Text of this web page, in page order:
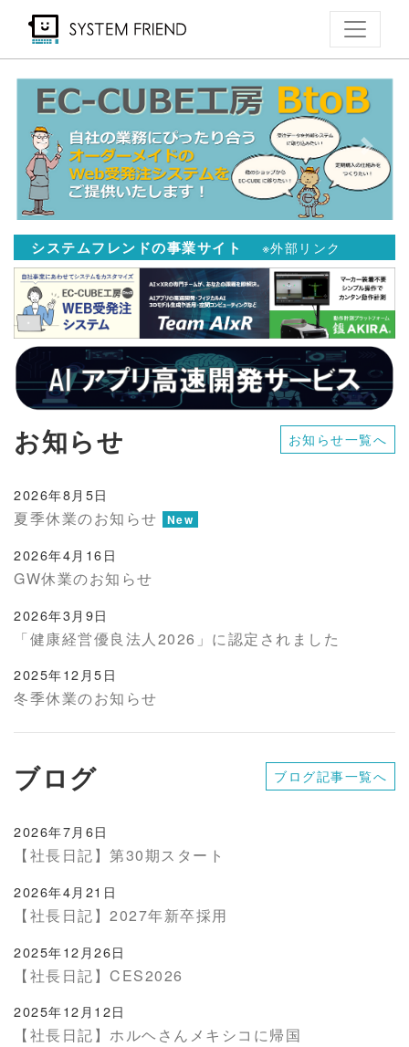
ン
動
Previous Next
システムフレンドの事業サイト ※外部リンク
お知らせ お知らせ一覧へ
2026年8月5日
夏季休業のお知らせ New
2026年4月16日
GW休業のお知らせ
2026年3月9日
「健康経営優良法人2026」に認定されました
2025年12月5日
冬季休業のお知らせ
ブログ ブログ記事一覧へ
2026年7月6日
【社長日記】第30期スタート
2026年4月21日
【社長日記】2027年新卒採用
2025年12月26日
【社長日記】CES2026
2025年12月12日
【社長日記】ホルヘさんメキシコに帰国